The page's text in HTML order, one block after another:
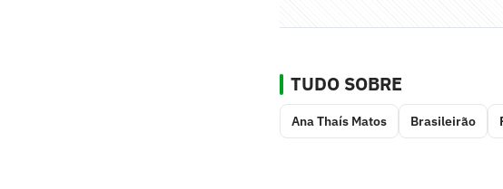
TUDO SOBRE
Ana Thaís Matos Brasileirão